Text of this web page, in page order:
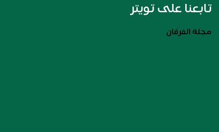
تابعنا على تويتر
مجلة الفرقان